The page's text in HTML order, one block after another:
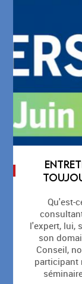
Qu'est-
l'expert, lui,
son
Conseil,
participant